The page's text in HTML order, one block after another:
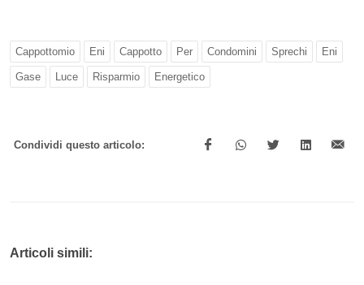
Cappottomio Eni Cappotto Per Condomini Sprechi Eni
Gase Luce Risparmio Energetico
Condividi questo articolo:
Articoli simili: